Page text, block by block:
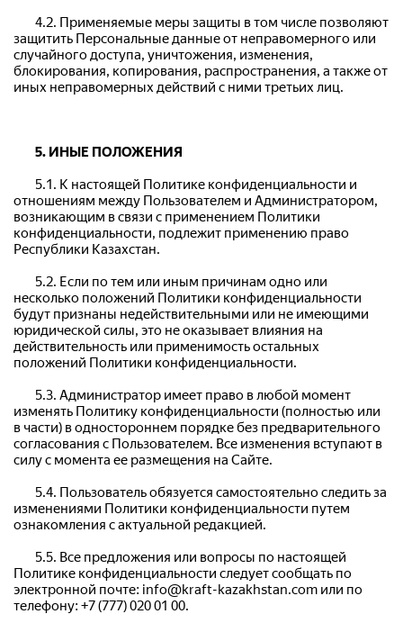
защитить Персональные данные от неправомерного или
случайного доступа, уничтожения, изменения,
блокирования, копирования, распространения, а также от
иных неправомерных действий с ними третьих лиц.
5. ИНЫЕ ПОЛОЖЕНИЯ
отношениям между Пользователем и Администратором,
возникающим в связи с применением Политики
конфиденциальности, подлежит применению право
Республики Казахстан.
несколько положений Политики конфиденциальности
будут признаны недействительными или не имеющими
юридической силы, это не оказывает влияния на
действительность или применимость остальных
положений Политики конфиденциальности.
изменять Политику конфиденциальности (полностью или
в части) в одностороннем порядке без предварительного
согласования с Пользователем. Все изменения вступают в
силу с момента ее размещения на Сайте.
изменениями Политики конфиденциальности путем
ознакомления с актуальной редакцией.
Политике конфиденциальности следует сообщать по
электронной почте: info@kraft-kazakhstan.com или по
телефону: +7 (777) 020 01 00.